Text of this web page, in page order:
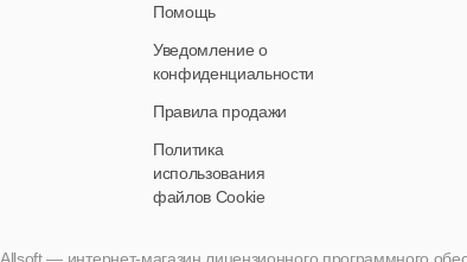
Помощь
Уведомление о
конфиденциальности
Правила продажи
Политика
использования
файлов Cookie